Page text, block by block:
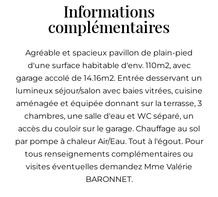
Informations
complémentaires
Agréable et spacieux pavillon de plain-pied
d'une surface habitable d'env. 110m2, avec
garage accolé de 14.16m2. Entrée desservant un
lumineux séjour/salon avec baies vitrées, cuisine
aménagée et équipée donnant sur la terrasse, 3
chambres, une salle d'eau et WC séparé, un
accès du couloir sur le garage. Chauffage au sol
par pompe à chaleur Air/Eau. Tout à l'égout. Pour
tous renseignements complémentaires ou
visites éventuelles demandez Mme Valérie
BARONNET.